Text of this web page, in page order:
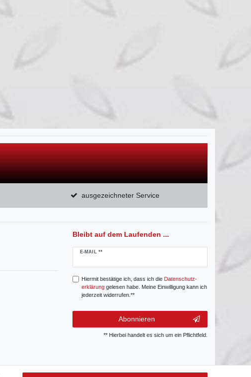
ausgezeichneter Service
Bleibt auf dem Laufenden ...
E-MAIL **
Newsletter
Hiermit bestätige ich, dass ich die Daten­schutz­
erklärunggelesen habe. Meine Einwilligung kann ich
jederzeit widerrufen.**
Abonnieren
** Hierbei handelt es sich um ein Pflichtfeld.